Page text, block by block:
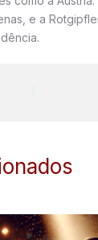
e a